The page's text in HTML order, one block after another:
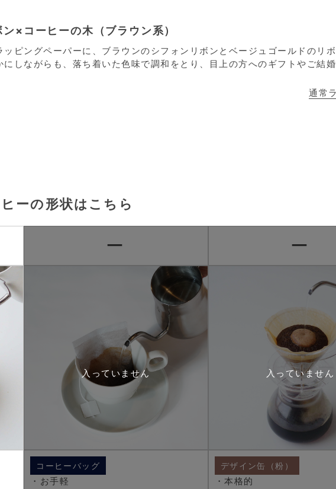
×コーヒーの木（ブラウン系）
ッピングペーパーに、ブラウンのシフォンリボンとベージュゴールドのリ
にしながらも、落ち着いた色味で調和をとり、目上の方へのギフトやご結
通常
ーの形状はこちら
ー
コーヒーバッグ
・お手軽
ー
デザイン缶（粉）
・本格的